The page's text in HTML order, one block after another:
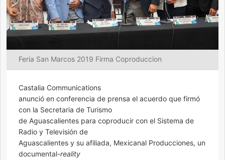
Feria San Marcos 2019 Firma Coproduccion
Castalia Communications
anunció en conferencia de prensa el acuerdo que firmó
con la Secretaria de Turismo
de Aguascalientes para coproducir con el Sistema de
Radio y Televisión de
Aguascalientes y su afiliada, Mexicanal Producciones, un
documental-reality